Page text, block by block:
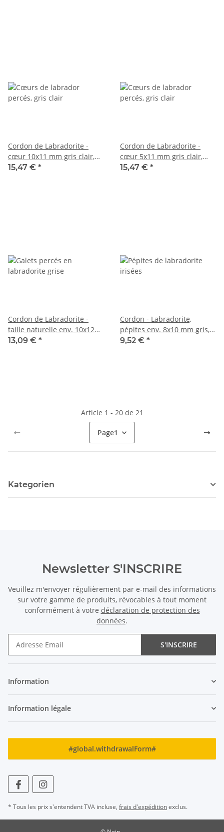
Cordon de Labradorite -
cœur 10x11 mm gris clair,
moucheté, longueur 36,5 cm
15,47 € *
Cordon de Labradorite -
cœur 5x11 mm gris clair,
moucheté, longueur 37,5 cm
15,47 € *
Cordon de Labradorite -
taille naturelle env. 10x12
mm gris, irisé, longueur 39
13,09 € *
Cordon - Labradorite,
pépites env. 8x10 mm gris,
longueur 39 cm /3827
9,52 € *
Article 1 - 20 de 21
Page1
Kategorien
Newsletter S'INSCRIRE
Veuillez m'envoyer régulièrement par e-mail des informations
sur votre gamme de produits, révocables à tout moment
conformément à votre déclaration de protection des
données.
S'INSCRIRE
Information
Information légale
#global.withdrawalForm#
* Tous les prix s'entendent TVA incluse, frais d'expéditionexclus.